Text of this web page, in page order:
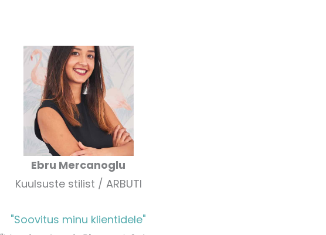
Ebru Mercanoglu
Kuulsuste stilist / ARBUTI
"Soovitus minu klientidele"